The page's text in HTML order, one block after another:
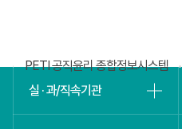
PETI 공직윤리 종합정보시스템
실 · 과/직속기관